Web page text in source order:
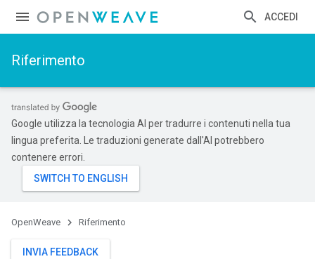
ACCEDI
Riferimento
Google utilizza la tecnologia AI per tradurre i contenuti nella tua
lingua preferita. Le traduzioni generate dall'AI potrebbero
contenere errori.
OpenWeave Riferimento
INVIA FEEDBACK